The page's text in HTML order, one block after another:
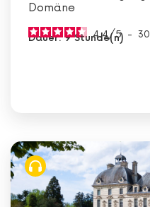
Domäne
4.4/5 - 30
Dauer: 9 Stunde(n)